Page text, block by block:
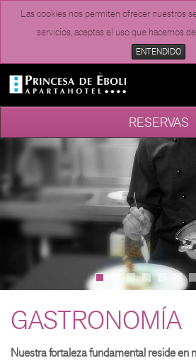
Las cookies nos permiten ofrecer nuestros
servicios, aceptas el uso que hacemos
ENTENDIDO
RESERVAS
GASTRONOMÍA
Nuestra fortaleza fundamental reside en